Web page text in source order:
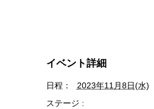
イベント詳細
日程： 2023年11月8日(水)
ステージ :